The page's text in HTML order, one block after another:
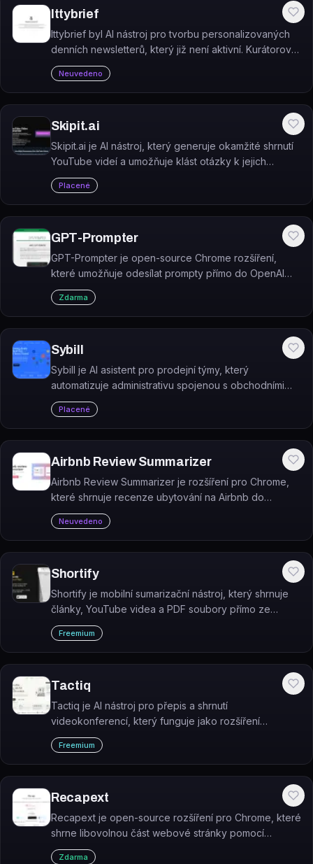
Ittybrief
Ittybrief byl AI nástroj pro tvorbu personalizovaných
denních newsletterů, který již není aktivní. Kurátoroval
zpravodajské články a doporučení podcastů dle
uživatelem zvolených témat a doručoval je e-mailem.
Neuvedeno
Skipit.ai
Skipit.ai je AI nástroj, který generuje okamžité shrnutí
YouTube videí a umožňuje klást otázky k jejich
obsahu.
Placené
GPT-Prompter
GPT-Prompter je open-source Chrome rozšíření,
které umožňuje odesílat prompty přímo do OpenAI
API z libovolné webové stránky přes kontextové
menu.
Zdarma
Sybill
Sybill je AI asistent pro prodejní týmy, který
automatizuje administrativu spojenou s obchodními
hovory – generuje shrnutí schůzek, vyplňuje CRM a
píše follow-up e-maily.
Placené
Airbnb Review Summarizer
Airbnb Review Summarizer je rozšíření pro Chrome,
které shrnuje recenze ubytování na Airbnb do
stručného a přehledného přehledu.
Neuvedeno
Shortify
Shortify je mobilní sumarizační nástroj, který shrnuje
články, YouTube videa a PDF soubory přímo ze
sdíleného obsahu v jakékoli aplikaci.
Freemium
Tactiq
Tactiq je AI nástroj pro přepis a shrnutí
videokonferencí, který funguje jako rozšíření
prohlížeče bez bota v hovoru.
Freemium
Recapext
Recapext je open-source rozšíření pro Chrome, které
shrne libovolnou část webové stránky pomocí
ChatGPT.
Zdarma